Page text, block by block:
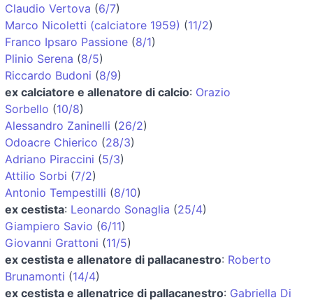
Claudio Vertova (6/7)
Marco Nicoletti (calciatore 1959) (11/2)
Franco Ipsaro Passione (8/1)
Plinio Serena (8/5)
Riccardo Budoni (8/9)
ex calciatore e allenatore di calcio: Orazio
Sorbello (10/8)
Alessandro Zaninelli (26/2)
Odoacre Chierico (28/3)
Adriano Piraccini (5/3)
Attilio Sorbi (7/2)
Antonio Tempestilli (8/10)
ex cestista: Leonardo Sonaglia (25/4)
Giampiero Savio (6/11)
Giovanni Grattoni (11/5)
ex cestista e allenatore di pallacanestro: Roberto
Brunamonti (14/4)
ex cestista e allenatrice di pallacanestro: Gabriella Di